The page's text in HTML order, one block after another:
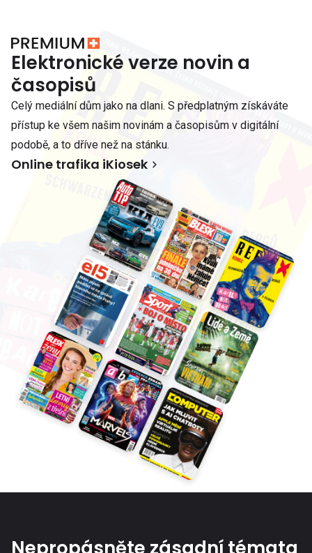
Elektronické verze novin a
časopisů
Celý mediální dům jako na dlani. S předplatným získáváte
přístup ke všem našim novinám a časopisům v digitální
podobě, a to dříve než na stánku.
Online trafika iKiosek